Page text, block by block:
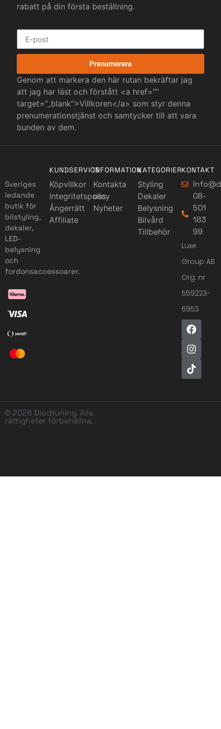
rabatt på din första beställning.
Prenumerera
Genom att markera den här rutan bekräftar jag
att jag har läst och förstått <a href=””
target=”_blank”>Villkoren</a> som styr denna
prenumerationstjänst och samtycker till att vara
bunden av dem.
Sveriges
ledande
butik för
bilstyling,
dekaler,
LED-
belysning
och
fordonsaccessoarer.
KUNDSERVICE
Köpvillkor
Integritetspolicy
Ångerrätt
Affiliate
INFORMATION
Kontakta
oss
Nyheter
KATEGORIER
Styling
Dekaler
Belysning
Bilvård
Tillbehör
KONTAKT
08-
501
183
99
Luxe
Group AB
Org. nr
559223-
6953
© 2026 Diodtuning. Alla
rättigheter förbehållna.